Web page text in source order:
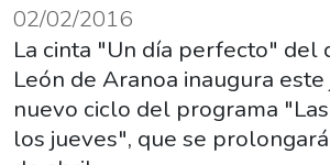
02/02/2016
La cinta "Un día perfecto" del
León de Aranoa inaugura
nuevo ciclo del programa
los jueves", que se